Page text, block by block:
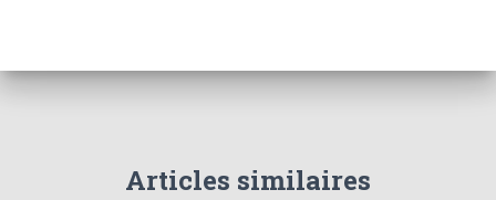
Articles similaires